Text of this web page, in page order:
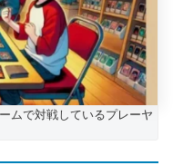
ムで対戦しているプレーヤ